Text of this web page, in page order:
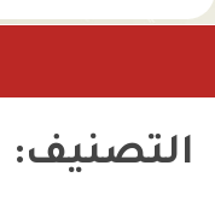
التصنيف: